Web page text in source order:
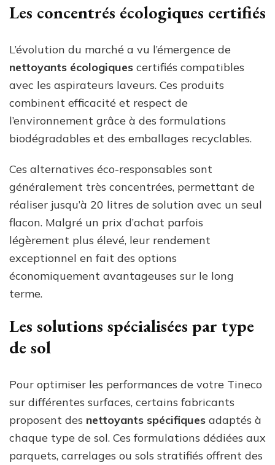
Les concentrés écologiques certifiés
L’évolution du marché a vu l’émergence de
nettoyants écologiques certifiés compatibles
avec les aspirateurs laveurs. Ces produits
combinent efficacité et respect de
l’environnement grâce à des formulations
biodégradables et des emballages recyclables.
Ces alternatives éco-responsables sont
généralement très concentrées, permettant de
réaliser jusqu’à 20 litres de solution avec un seul
flacon. Malgré un prix d’achat parfois
légèrement plus élevé, leur rendement
exceptionnel en fait des options
économiquement avantageuses sur le long
terme.
Les solutions spécialisées par type
de sol
Pour optimiser les performances de votre Tineco
sur différentes surfaces, certains fabricants
proposent des nettoyants spécifiques adaptés à
chaque type de sol. Ces formulations dédiées aux
parquets, carrelages ou sols stratifiés offrent des